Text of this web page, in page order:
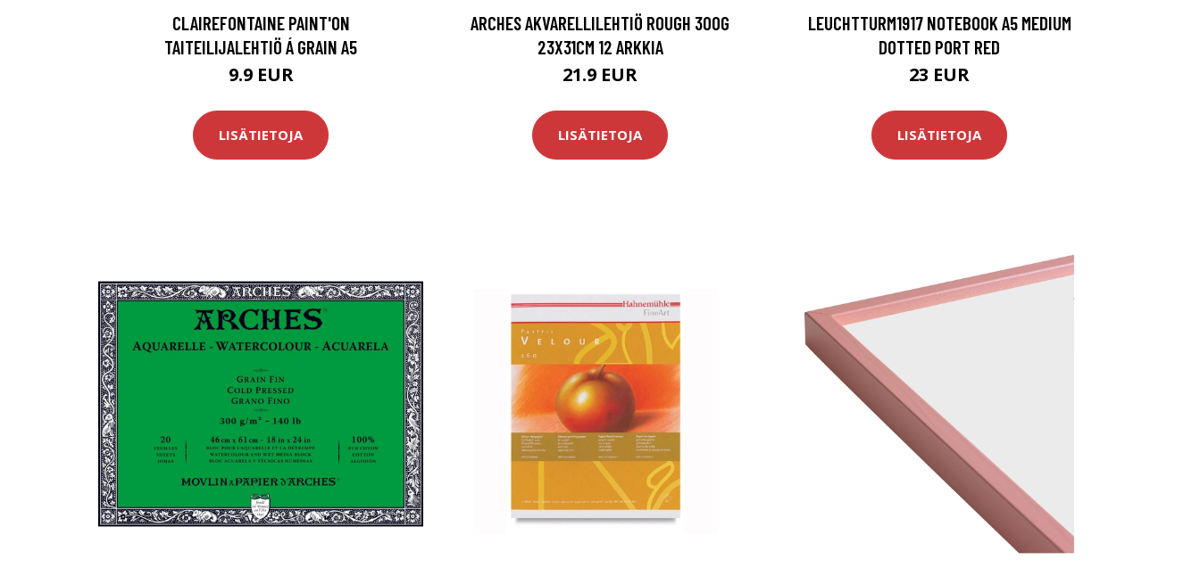
CLAIREFONTAINE PAINT'ON
TAITEILIJALEHTIÖ Á GRAIN A5
9.9 EUR
LISÄTIETOJA
ARCHES AKVARELLILEHTIÖ ROUGH 300G
23X31CM 12 ARKKIA
21.9 EUR
LISÄTIETOJA
LEUCHTTURM1917 NOTEBOOK A5 MEDIUM
DOTTED PORT RED
23 EUR
LISÄTIETOJA